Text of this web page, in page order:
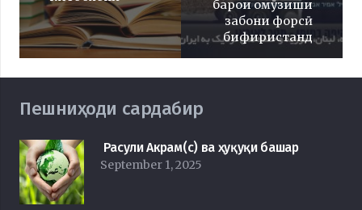
барои омӯзиши
забони форсӣ
бифиристанд
Пешниҳоди сардабир
Расули Акрам(с) ва ҳуқуқи башар
September 1, 2025